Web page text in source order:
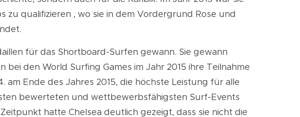
zu qualifizieren , wo sie in dem Vordergrund Rose und
für das Shortboard-Surfen gewann. Sie gewann
bei den World Surfing Games im Jahr 2015 ihre Teilnahme
am Ende des Jahres 2015, die höchste Leistung für alle
bewerteten und wettbewerbsfähigsten Surf-Events
hatte Chelsea deutlich gezeigt, dass sie nicht die